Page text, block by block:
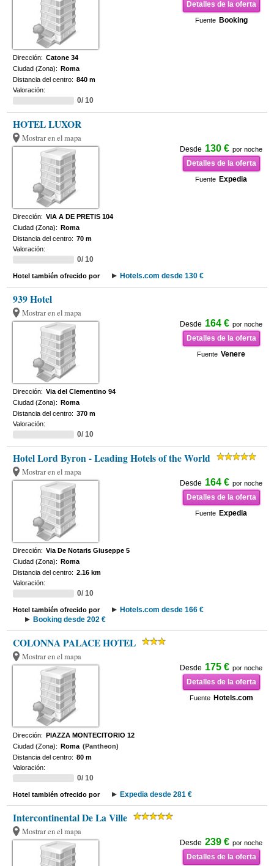
Detalles de la oferta
Fuente Booking
Dirección: Catone 34
Ciudad (Zona): Roma
Distancia del centro: 840 m
Valoración:
0/ 10
HOTEL LUXOR
Mostrar en el mapa
Desde 130 € por noche
Detalles de la oferta
Fuente Expedia
Dirección: VIA A DE PRETIS 104
Ciudad (Zona): Roma
Distancia del centro: 70 m
Valoración:
0/ 10
Hotel también ofrecido por Hotels.com desde 130 €
939 Hotel
Mostrar en el mapa
Desde 164 € por noche
Detalles de la oferta
Fuente Venere
Dirección: Via del Clementino 94
Ciudad (Zona): Roma
Distancia del centro: 370 m
Valoración:
0/ 10
Hotel Lord Byron - Leading Hotels of the World
Mostrar en el mapa
Desde 164 € por noche
Detalles de la oferta
Fuente Expedia
Dirección: Via De Notaris Giuseppe 5
Ciudad (Zona): Roma
Distancia del centro: 2.16 km
Valoración:
0/ 10
Hotel también ofrecido por
Hotels.com desde 166 €
Booking desde 202 €
COLONNA PALACE HOTEL
Mostrar en el mapa
Desde 175 € por noche
Detalles de la oferta
Fuente Hotels.com
Dirección: PIAZZA MONTECITORIO 12
Ciudad (Zona): Roma (Pantheon)
Distancia del centro: 80 m
Valoración:
0/ 10
Hotel también ofrecido por Expedia desde 281 €
Intercontinental De La Ville
Mostrar en el mapa
Desde 239 € por noche
Detalles de la oferta